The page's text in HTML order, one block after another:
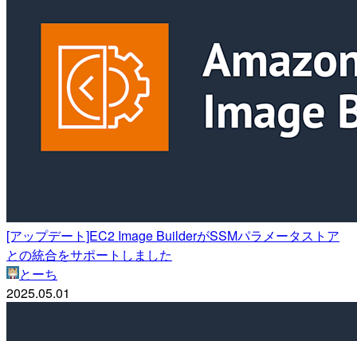
[アップデート]EC2 Image BuilderがSSMパラメータストア
との統合をサポートしました
とーち
2025.05.01